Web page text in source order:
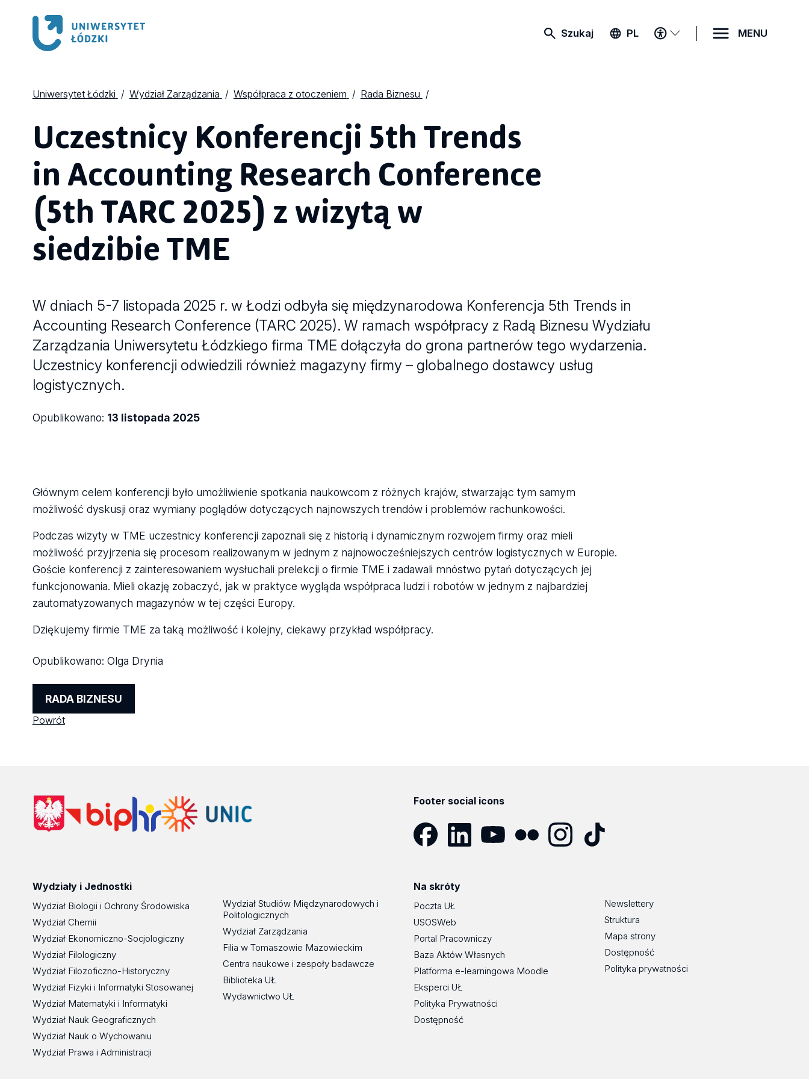
Szukaj PL
MENU
DOSTĘPNOŚCI
MENU
Uniwersytet Łódzki Wydział Zarządzania Współpraca z otoczeniem Rada Biznesu
Uczestnicy Konferencji 5th Trends
in Accounting Research Conference
(5th TARC 2025) z wizytą w
siedzibie TME
W dniach 5-7 listopada 2025 r. w Łodzi odbyła się międzynarodowa Konferencja 5th Trends in
Accounting Research Conference (TARC 2025). W ramach współpracy z Radą Biznesu Wydziału
Zarządzania Uniwersytetu Łódzkiego firma TME dołączyła do grona partnerów tego wydarzenia.
Uczestnicy konferencji odwiedzili również magazyny firmy – globalnego dostawcy usług
logistycznych.
Opublikowano: 13 listopada 2025
Głównym celem konferencji było umożliwienie spotkania naukowcom z różnych krajów, stwarzając tym samym
możliwość dyskusji oraz wymiany poglądów dotyczących najnowszych trendów i problemów rachunkowości.
Podczas wizyty w TME uczestnicy konferencji zapoznali się z historią i dynamicznym rozwojem firmy oraz mieli
możliwość przyjrzenia się procesom realizowanym w jednym z najnowocześniejszych centrów logistycznych w Europie.
Goście konferencji z zainteresowaniem wysłuchali prelekcji o firmie TME i zadawali mnóstwo pytań dotyczących jej
funkcjonowania. Mieli okazję zobaczyć, jak w praktyce wygląda współpraca ludzi i robotów w jednym z najbardziej
zautomatyzowanych magazynów w tej części Europy.
Dziękujemy firmie TME za taką możliwość i kolejny, ciekawy przykład współpracy.
Opublikowano: Olga Drynia
RADA BIZNESU
Powrót
Footer social icons
Wydziały i Jednostki
Wydział Biologii i Ochrony Środowiska
Wydział Chemii
Wydział Ekonomiczno-Socjologiczny
Wydział Filologiczny
Wydział Filozoficzno-Historyczny
Wydział Fizyki i Informatyki Stosowanej
Wydział Matematyki i Informatyki
Wydział Nauk Geograficznych
Wydział Nauk o Wychowaniu
Wydział Prawa i Administracji
Wydział Studiów Międzynarodowych i
Politologicznych
Wydział Zarządzania
Filia w Tomaszowie Mazowieckim
Centra naukowe i zespoły badawcze
Biblioteka UŁ
Wydawnictwo UŁ
Na skróty
Poczta UŁ
USOSWeb
Portal Pracowniczy
Baza Aktów Własnych
Platforma e-learningowa Moodle
Eksperci UŁ
Polityka Prywatności
Dostępność
Newslettery
Struktura
Mapa strony
Dostępność
Polityka prywatności